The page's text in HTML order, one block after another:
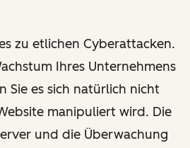
zu etlichen Cyberattacken.
Ihres Unternehmens
Sie es sich natürlich nicht
manipuliert wird. Die
und die Überwachung